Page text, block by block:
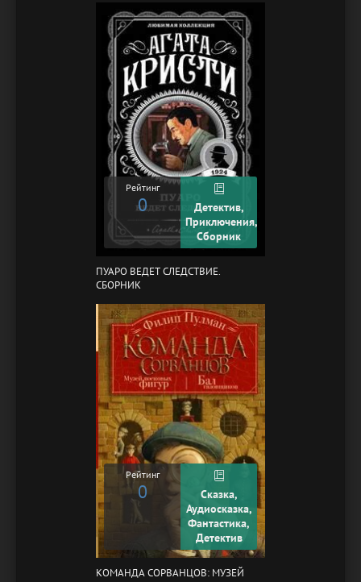
Рейтинг
0
Детектив,
Приключения,
Сборник
ПУАРО ВЕДЕТ СЛЕДСТВИЕ.
СБОРНИК
Рейтинг
0
Сказка,
Аудиосказка,
Фантастика,
Детектив
КОМАНДА СОРВАНЦОВ: МУЗЕЙ